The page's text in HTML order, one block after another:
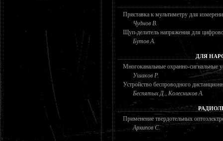
Приставка к мультиметру для
Чуднов В.
Щуп-делитель напряжения для
Бутов А.
ДЛЯ
Многоканальные охранно-сигнальные
Ушаков Р.
Устройство беспроводного
Беспятых Д., Колесников А.
Применение твердотельных
Архипов С.